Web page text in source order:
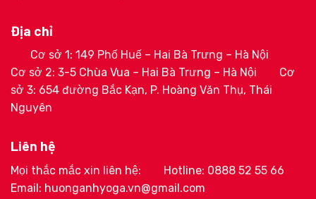
Địa chỉ
Cơ sở 1: 149 Phố Huế – Hai Bà Trưng – Hà Nội
Cơ sở 2: 3-5 Chùa Vua – Hai Bà Trưng – Hà Nội
Cơ
sở 3: 654 đường Bắc Kạn, P. Hoàng Văn Thụ, Thái
Nguyên
Liên hệ
Mọi thắc mắc xin liên hệ:
Hotline: 0888 52 55 66
Email: huonganhyoga.vn@gmail.com